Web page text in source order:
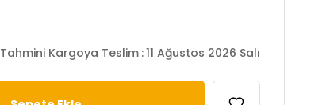
Tahmini Kargoya Teslim :11 Ağustos 2026 Salı